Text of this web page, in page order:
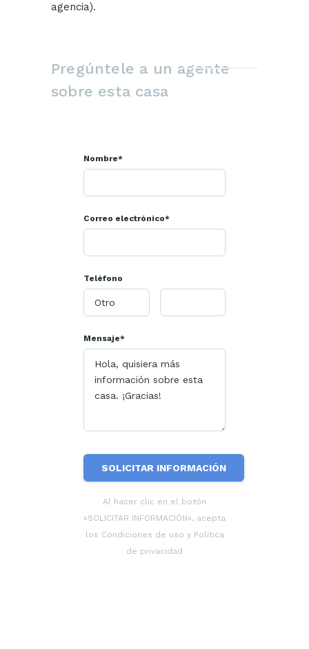
agencia).
Pregúntele a un agente
sobre esta casa
Nombre*
Correo electrónico*
Teléfono
Mensaje*
SOLICITAR INFORMACIÓN
Al hacer clic en el botón
«SOLICITAR INFORMACIÓN», acepta
los Condiciones de uso y Política
de privacidad